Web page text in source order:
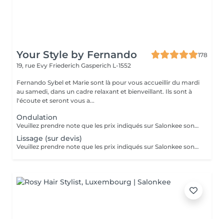
Your Style by Fernando
178
19, rue Evy Friederich Gasperich L-1552
Fernando Sybel et Marie sont là pour vous accueillir du mardi
au samedi, dans un cadre relaxant et bienveillant. Ils sont à
l'écoute et seront vous a...
Ondulation
Veuillez prendre note que les prix indiqués sur Salonkee sont communiqués à titre informatif et s'entendent de base. Ces derniers sont susceptibles de varier selon le diagnostic réalisé à votre arrivée au salon et l'expertise du professionnel à qui vous confiez votre beauté. Dans tous les cas, un devis précis vous sera proposé et toutes réalisations de prestations seront effectuées avec votre accord. Un grand merci d'avance pour votre compréhension. Au plaisir de vous revoir très vite.
Lissage (sur devis)
Veuillez prendre note que les prix indiqués sur Salonkee sont communiqués à titre informatif et s'entendent de base. Ces derniers sont susceptibles de varier selon le diagnostic réalisé à votre arrivée au salon et l'expertise du professionnel à qui vous confiez votre beauté. Dans tous les cas, un devis précis vous sera proposé et toutes réalisations de prestations seront effectuées avec votre accord. Un grand merci d'avance pour votre compréhension. Au plaisir de vous revoir très vite.